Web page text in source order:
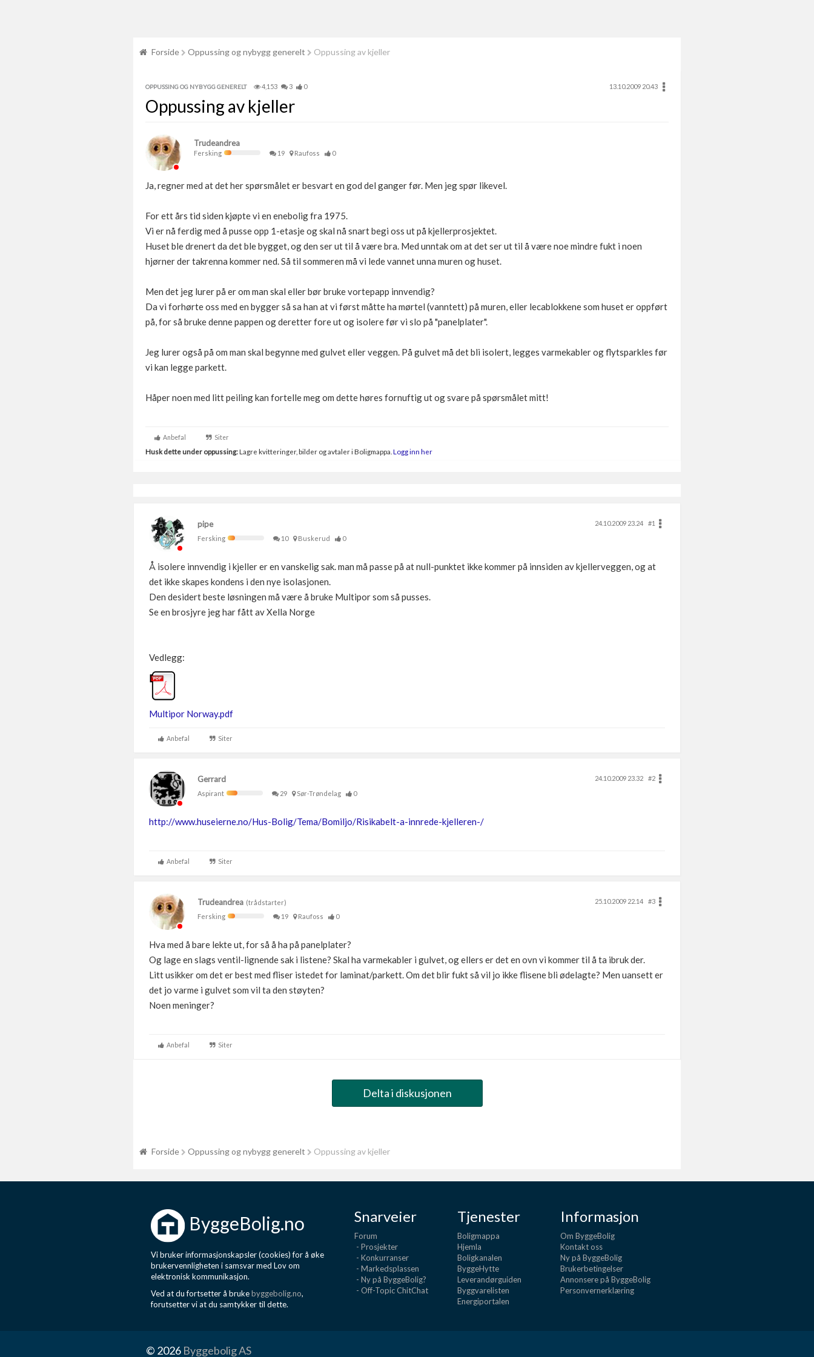
Forside Oppussing og nybygg generelt Oppussing av kjeller
OPPUSSING OG NYBYGG GENERELT 4,153 3 0 13.10.2009 20.43
Oppussing av kjeller
Trudeandrea
Fersking 19 Raufoss 0
Ja, regner med at det her spørsmålet er besvart en god del ganger før. Men jeg spør likevel.
For ett års tid siden kjøpte vi en enebolig fra 1975.
Vi er nå ferdig med å pusse opp 1-etasje og skal nå snart begi oss ut på kjellerprosjektet.
Huset ble drenert da det ble bygget, og den ser ut til å være bra. Med unntak om at det ser ut til å være noe mindre fukt i noen
hjørner der takrenna kommer ned. Så til sommeren må vi lede vannet unna muren og huset.
Men det jeg lurer på er om man skal eller bør bruke vortepapp innvendig?
Da vi forhørte oss med en bygger så sa han at vi først måtte ha mørtel (vanntett) på muren, eller lecablokkene som huset er oppført
på, for så bruke denne pappen og deretter fore ut og isolere før vi slo på "panelplater".
Jeg lurer også på om man skal begynne med gulvet eller veggen. På gulvet må det bli isolert, legges varmekabler og flytsparkles før
vi kan legge parkett.
Håper noen med litt peiling kan fortelle meg om dette høres fornuftig ut og svare på spørsmålet mitt!
Anbefal Siter
Husk dette under oppussing:Lagre kvitteringer, bilder og avtaler i Boligmappa. Logg inn her
pipe 24.10.2009 23.24
#1
Fersking
10 Buskerud 0
Å isolere innvendig i kjeller er en vanskelig sak. man må passe på at null-punktet ikke kommer på innsiden av kjellerveggen, og at
det ikke skapes kondens i den nye isolasjonen.
Den desidert beste løsningen må være å bruke Multipor som så pusses.
Se en brosjyre jeg har fått av Xella Norge
Vedlegg:
Multipor Norway.pdf
Anbefal Siter
Gerrard 24.10.2009 23.32
#2
Aspirant
29 Sør-Trøndelag 0
http://www.huseierne.no/Hus-Bolig/Tema/Bomiljo/Risikabelt-a-innrede-kjelleren-/
Anbefal Siter
Trudeandrea (trådstarter) 25.10.2009 22.14
#3
Fersking
19 Raufoss 0
Hva med å bare lekte ut, for så å ha på panelplater?
Og lage en slags ventil-lignende sak i listene? Skal ha varmekabler i gulvet, og ellers er det en ovn vi kommer til å ta ibruk der.
Litt usikker om det er best med fliser istedet for laminat/parkett. Om det blir fukt så vil jo ikke flisene bli ødelagte? Men uansett er
det jo varme i gulvet som vil ta den støyten?
Noen meninger?
Anbefal Siter
Delta i diskusjonen
Forside Oppussing og nybygg generelt Oppussing av kjeller
ByggeBolig.no
Vi bruker informasjonskapsler (cookies) for å øke
brukervennligheten i samsvar med Lov om
elektronisk kommunikasjon.
Ved at du fortsetter å brukebyggebolig.no,
forutsetter vi at du samtykker til dette.
Snarveier
Forum
- Prosjekter
- Konkurranser
- Markedsplassen
- Ny på ByggeBolig?
- Off-Topic ChitChat
Tjenester
Boligmappa
Hjemla
Boligkanalen
ByggeHytte
Leverandørguiden
Byggvarelisten
Energiportalen
Informasjon
Om ByggeBolig
Kontakt oss
Ny på ByggeBolig
Brukerbetingelser
Annonsere på ByggeBolig
Personvernerklæring
© 2026 Byggebolig AS